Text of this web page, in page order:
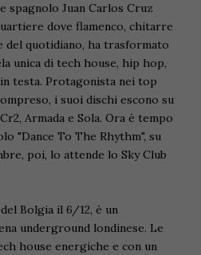
Juan Carlos Cruz
dove flamenco, chitarre
del quotidiano, ha trasformato
unica di tech house, hip hop,
testa. Protagonista nei top
i suoi dischi escono su
Armada e Sola. Ora è tempo
"Dance To The Rhythm", su
poi, lo attende lo Sky Club
Bolgia il 6/12, è un
underground londinese. Le
house energiche e con un